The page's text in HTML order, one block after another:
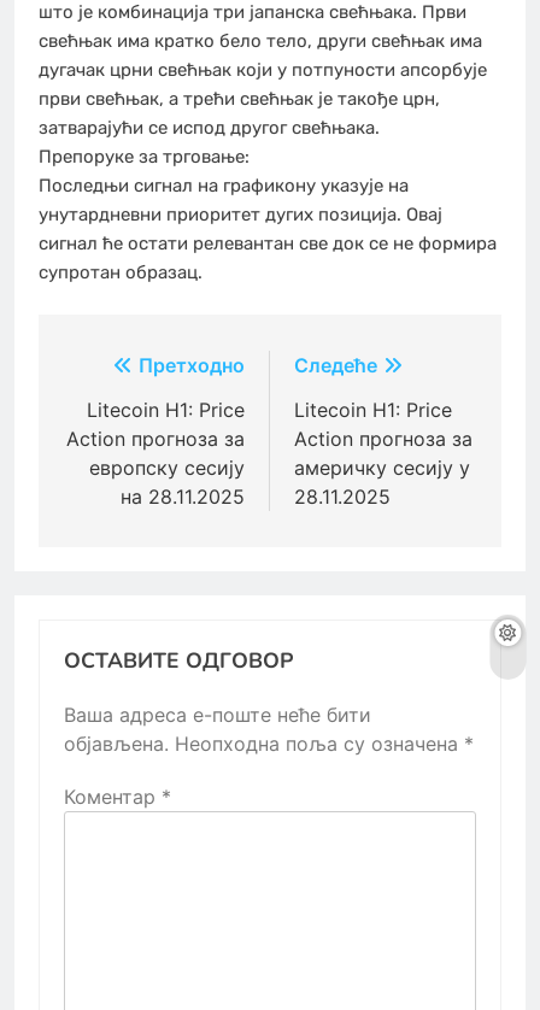
што је комбинација три јапанска свећњака. Први
свећњак има кратко бело тело, други свећњак има
дугачак црни свећњак који у потпуности апсорбује
први свећњак, а трећи свећњак је такође црн,
затварајући се испод другог свећњака.
Препоруке за трговање:
Последњи сигнал на графикону указује на
унутардневни приоритет дугих позиција. Овај
сигнал ће остати релевантан све док се не формира
супротан образац.
Кретање
чланка
Претходно
Litecoin H1: Price
Action прогноза за
европску сесију
на 28.11.2025
Следеће
Litecoin H1: Price
Action прогноза за
америчку сесију у
28.11.2025
ОСТАВИТЕ ОДГОВОР
Ваша адреса е-поште неће бити
објављена. Неопходна поља су означена *
Коментар *